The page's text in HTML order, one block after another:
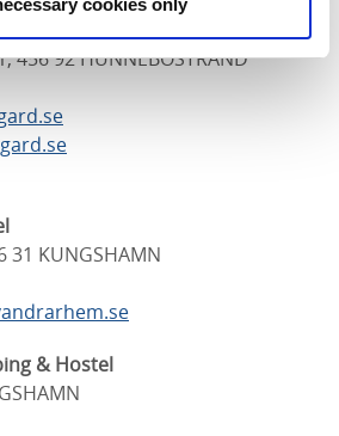
456 92 HUNNEBOSTRAND
31 KUNGSHAMN
& Hostel